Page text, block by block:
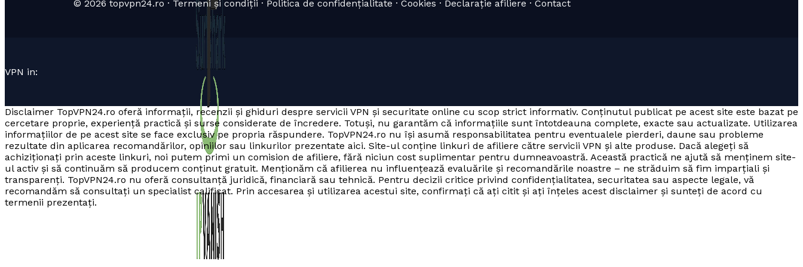
© 2026 topvpn24.ro · Termeni și condiții · Politica de confidențialitate · Cookies · Declarație afiliere · Contact
VPN in:
Disclaimer TopVPN24.ro oferă informații, recenzii și ghiduri despre servicii VPN și securitate online cu scop strict informativ. Conținutul publicat pe acest site este bazat pe
cercetare proprie, experiență practică și surse considerate de încredere. Totuși, nu garantăm că informațiile sunt întotdeauna complete, exacte sau actualizate. Utilizarea
informațiilor de pe acest site se face exclusiv pe propria răspundere. TopVPN24.ro nu își asumă responsabilitatea pentru eventualele pierderi, daune sau probleme
rezultate din aplicarea recomandărilor, opiniilor sau linkurilor prezentate aici. Site-ul conține linkuri de afiliere către servicii VPN și alte produse. Dacă alegeți să
achiziționați prin aceste linkuri, noi putem primi un comision de afiliere, fără niciun cost suplimentar pentru dumneavoastră. Această practică ne ajută să menținem site-
ul activ și să continuăm să producem conținut gratuit. Menționăm că afilierea nu influențează evaluările și recomandările noastre – ne străduim să fim imparțiali și
transparenți. TopVPN24.ro nu oferă consultanță juridică, financiară sau tehnică. Pentru decizii critice privind confidențialitatea, securitatea sau aspecte legale, vă
recomandăm să consultați un specialist calificat. Prin accesarea și utilizarea acestui site, confirmați că ați citit și ați înțeles acest disclaimer și sunteți de acord cu
termenii prezentați.